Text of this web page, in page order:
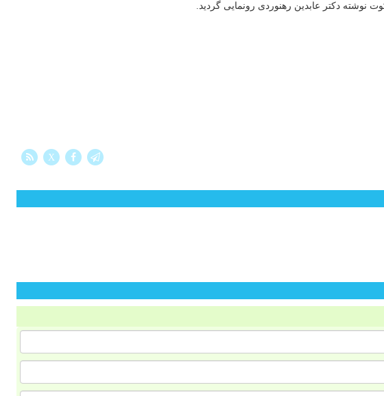
نوشته دکتر عابدین رهنوردی رونمایی گردید.
X